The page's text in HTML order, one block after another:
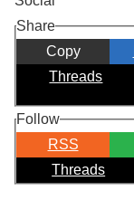
Share
Copy
Threads
Follow
RSS
Threads